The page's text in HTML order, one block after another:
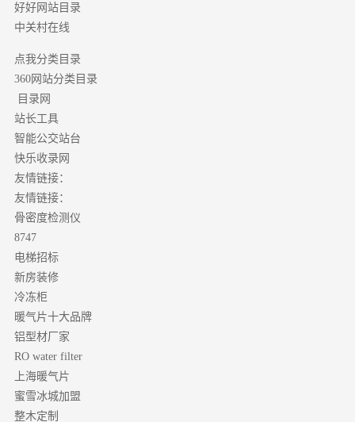
好好网站目录
中关村在线
点我分类目录
360网站分类目录
目录网
站长工具
智能公交站台
快乐收录网
友情链接：
友情链接：
骨密度检测仪
8747
电梯招标
新房装修
冷冻柜
暖气片十大品牌
铝型材厂家
RO water filter
上海暖气片
蜜雪冰城加盟
整木定制